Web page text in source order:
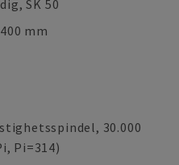
SK 50
mm
30.000
Pi=314)